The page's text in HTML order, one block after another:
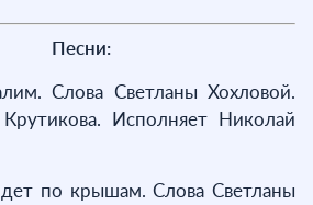
Песни:
Слова Светланы Хохловой.
Исполняет Николай
по крышам. Слова Светланы